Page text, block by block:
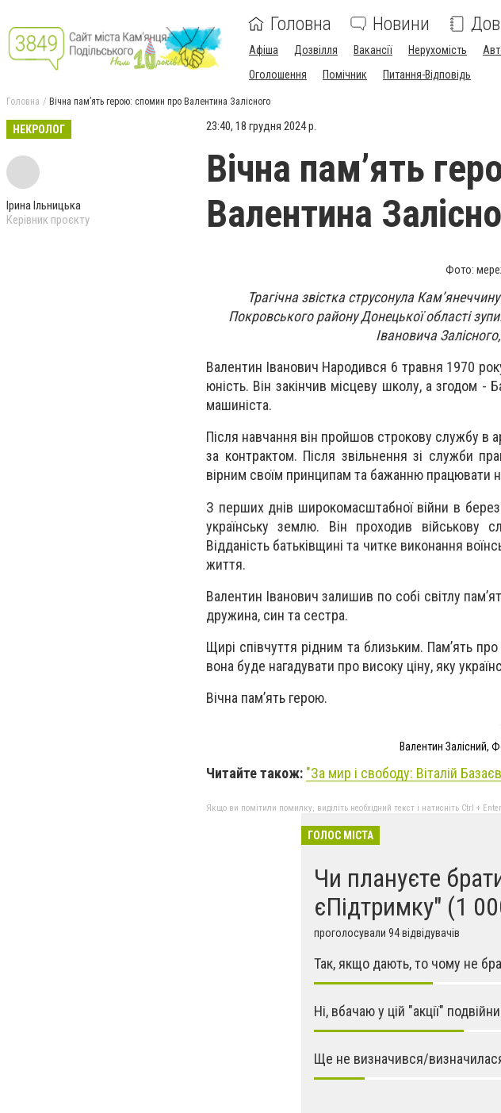
Головна Новини
Афіша Дозвілля Вакансії Нерухомість
Оголошення
Помічник Питання-Відповідь
Головна Вічна пам’ять герою: спомин про Валентина Залісного
НЕКРОЛОГ
Ірина Ільницька
Керівник проєкту
23:40, 18 грудня 2024 р.
Вічна пам’ять
Валентина
Фото:
Трагічна звістка струсонула
Покровського району Донецької області
Івановича
Валентин Іванович Народився 6 травня 1970
юність. Він закінчив місцеву школу, а згодом
машиніста.
Після навчання він пройшов строкову службу в
за контрактом. Після звільнення зі служби
вірним своїм принципам та бажанню працювати
З перших днів широкомасштабної війни в
українську землю. Він проходив військову
Відданість батьківщині та читке виконання
життя.
Валентин Іванович залишив по собі світлу
дружина, син та сестра.
Щирі співчуття рідним та близьким. Пам’ять
вона буде нагадувати про високу ціну, яку
Вічна пам’ять герою.
Валентин Залісний,
Читайте також: "За мир і свободу: Віталій
Якщо ви помітили помилку, виділіть необхідний текст і натисніть Ctrl +
ГОЛОС МІСТА
Чи плануєте
єПідтримку" (1
проголосували 94 відвідувачів
Так, якщо дають, то чому не
Ні, вбачаю у цій "акції"
Ще не визначився/